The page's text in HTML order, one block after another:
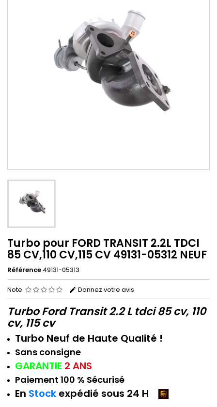
Turbo pour FORD TRANSIT 2.2L TDCI
85 CV,110 CV,115 CV 49131-05312 NEUF
Référence 49131-05313
Note Donnez votre avis
Turbo Ford Transit 2.2 L tdci 85 cv, 110
cv, 115 cv
Turbo Neuf de Haute Qualité !
Sans consigne
GARANTIE 2 ANS
Paiement 100 % Sécurisé
En Stock expédié sous 24 H